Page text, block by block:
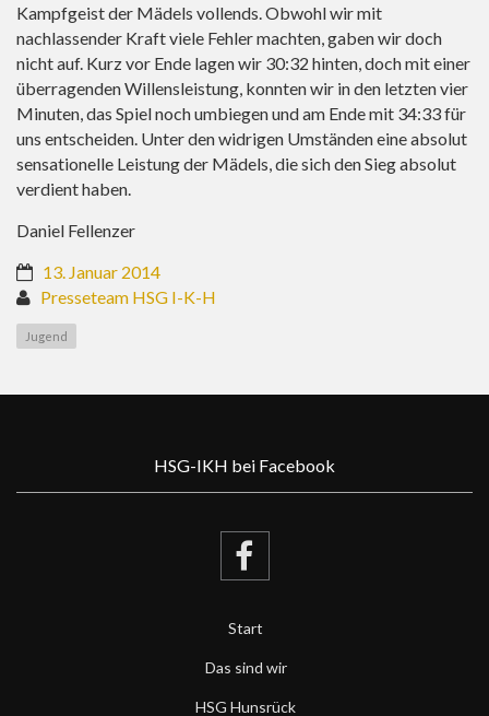
Kampfgeist der Mädels vollends. Obwohl wir mit
nachlassender Kraft viele Fehler machten, gaben wir doch
nicht auf. Kurz vor Ende lagen wir 30:32 hinten, doch mit einer
überragenden Willensleistung, konnten wir in den letzten vier
Minuten, das Spiel noch umbiegen und am Ende mit 34:33 für
uns entscheiden. Unter den widrigen Umständen eine absolut
sensationelle Leistung der Mädels, die sich den Sieg absolut
verdient haben.
Daniel Fellenzer
13. Januar 2014
Presseteam HSG I-K-H
Jugend
HSG-IKH bei Facebook
Start
Das sind wir
HSG Hunsrück